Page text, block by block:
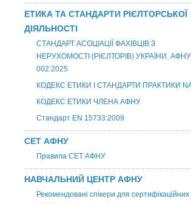
ЕТИКА ТА СТАНДАРТИ РІЄЛТОРСЬКОЇ
ДІЯЛЬНОСТІ
СТАНДАРТ АСОЦІАЦІЇ ФАХІВЦІВ З
НЕРУХОМОСТІ (РІЄЛТОРІВ) УКРАЇНИ. АФНУ
002:2025
КОДЕКС ЕТИКИ І СТАНДАРТИ ПРАКТИКИ
КОДЕКС ЕТИКИ ЧЛЕНА АФНУ
Стандарт EN 15733:2009
СЕТ АФНУ
Правила СЕТ АФНУ
НАВЧАЛЬНИЙ ЦЕНТР АФНУ
Рекомендовані спікери для сертифікаційних